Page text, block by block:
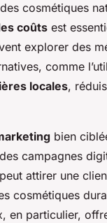
cosmétiques
coûts est
explorer des
comme
locales,
bien
campagnes
attirer une
cosmétiques
en particulier,